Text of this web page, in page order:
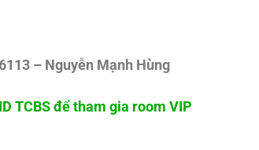
– Nguyễn Mạnh Hùng
TCBS để tham gia room VIP